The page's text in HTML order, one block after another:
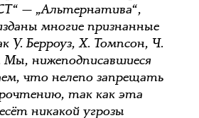
— „Альтернатива“,
многие признанные
У. Берроуз, Х. Томпсон, Ч.
Мы, нижеподписавшиеся
что нелепо запрещать
так как эта
никакой угрозы